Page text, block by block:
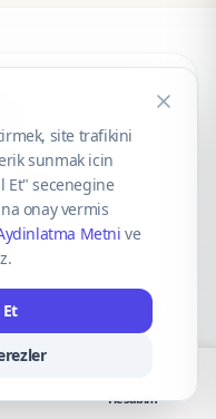
saklıdır.
Mastercard
site trafikini
sunmak icin
Et" secenegine
onay vermis
Metni ve
Hesabım